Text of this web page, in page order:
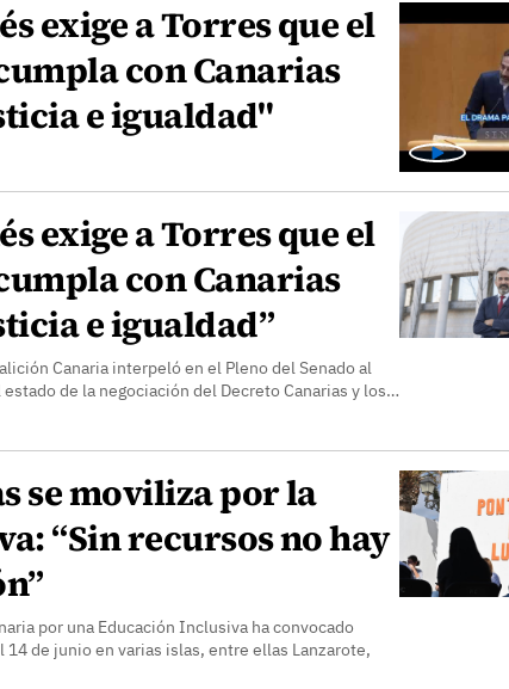
exige a Torres que el
con Canarias
e igualdad"
exige a Torres que el
con Canarias
e igualdad”
Canaria interpeló en el Pleno del Senado al
de la negociación del Decreto Canarias y los…
se moviliza por la
“Sin recursos no hay
por una Educación Inclusiva ha convocado
de junio en varias islas, entre ellas Lanzarote,